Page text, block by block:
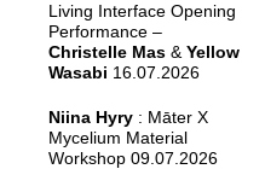
Living Interface Opening
Performance –
Christelle Mas & Yellow
Wasabi 16.07.2026
Niina Hyry : Māter X
Mycelium Material
Workshop 09.07.2026